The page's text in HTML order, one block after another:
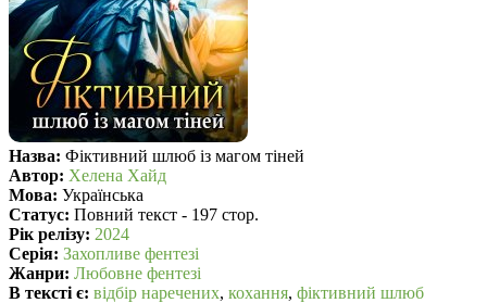
Назва: Фіктивний шлюб із магом тіней
Автор: Хелена Хайд
Мова: Українська
Статус: Повний текст - 197 стор.
Рік релізу: 2024
Серія: Захопливе фентезі
Жанри: Любовне фентезі
В текcті є: відбір наречених, кохання, фіктивний шлюб